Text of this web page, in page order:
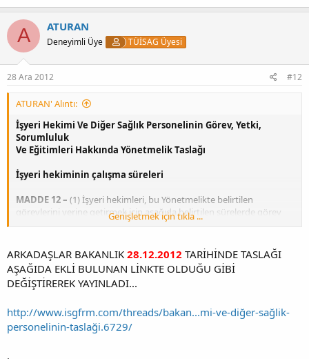
A ATURAN
Deneyimli Üye TÜİSAG Üyesi
28 Ara 2012 #12
ATURAN' Alıntı:
İşyeri Hekimi Ve Diğer Sağlık Personelinin Görev, Yetki,
Sorumluluk
Ve Eğitimleri Hakkında Yönetmelik Taslağı
İşyeri hekiminin çalışma süreleri
MADDE 12 – (1) İşyeri hekimleri, bu Yönetmelikte belirtilen
görevlerini yerine getirmek için aşağıda belirtilen sürelerde görev
görevleri yerine getirmek üzere çalışan başına ayda en az 9 dakika,
b) Tehlikeli sınıfta yer alan işyerlerine; yönetmelikte belirtilen
görevleri yerine getirmek üzere çalışan başına ayda en az 12 dakika,
c) Çok tehlikeli sınıfta yer alan işyerlerine; yönetmelikte belirtilen
(2) Az tehlikeli sınıfta yer alan 1000 ve daha fazla çalışanı olan
işyerlerinde her 1000 çalışan için tam gün çalışacak en az bir işyeri
hekimi görevlendirilir. Çalışan sayısının 1000 sayısının tam
Genişletmek için tıkla ...
ARKADAŞLAR BAKANLIK 28.12.2012 TARİHİNDE TASLAĞI
AŞAĞIDA EKLİ BULUNAN LİNKTE OLDUĞU GİBİ
DEĞİŞTİREREK YAYINLADI...
http://www.isgfrm.com/threads/bakan...mi-ve-diğer-sağlik-
personelinin-taslaği.6729/
.